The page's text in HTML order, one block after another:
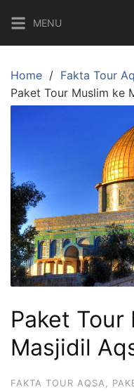
content
MENU
Home
Fakta Tour
Paket Tour Muslim ke
Paket Tour
Masjidil
FAKTA TOUR AQSA,